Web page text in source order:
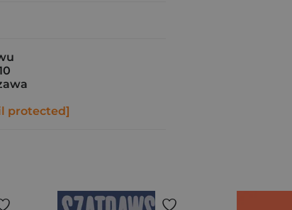
protected]